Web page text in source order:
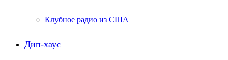
Клубное радио из США
Дип-хаус